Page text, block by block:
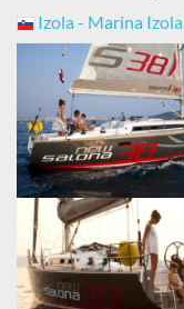
Izola - Marina Izola